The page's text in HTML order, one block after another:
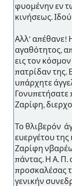
φυομένην εν
κινήσεως.
Αλλ' απέθανε!
αγαθότητος,
εις τον
πατρίδαν της.
υπάρχητε
Γονυπετήσατε
Ζαρίφη,
Το θλιβερόν
ευεργέτου
Ζαρίφη
πάντας. Η Α. Π.
προσκαλέσας
γενικήν